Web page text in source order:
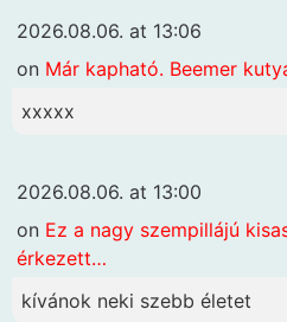
2026.08.06. at 13:06
on Már kapható. Beemer
xxxxx
2026.08.06. at 13:00
on Ez a nagy szempillájú
érkezett…
kívánok neki szebb életet